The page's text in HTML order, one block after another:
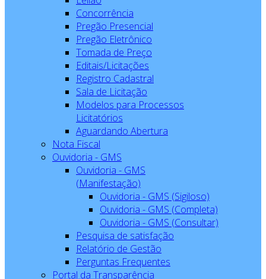
Concorrência
Pregão Presencial
Pregão Eletrônico
Tomada de Preço
Editais/Licitações
Registro Cadastral
Sala de Licitação
Modelos para Processos
Licitatórios
Aguardando Abertura
Nota Fiscal
Ouvidoria - GMS
Ouvidoria - GMS
(Manifestação)
Ouvidoria - GMS (Sigiloso)
Ouvidoria - GMS (Completa)
Ouvidoria - GMS (Consultar)
Pesquisa de satisfação
Relatório de Gestão
Perguntas Frequentes
Portal da Transparência